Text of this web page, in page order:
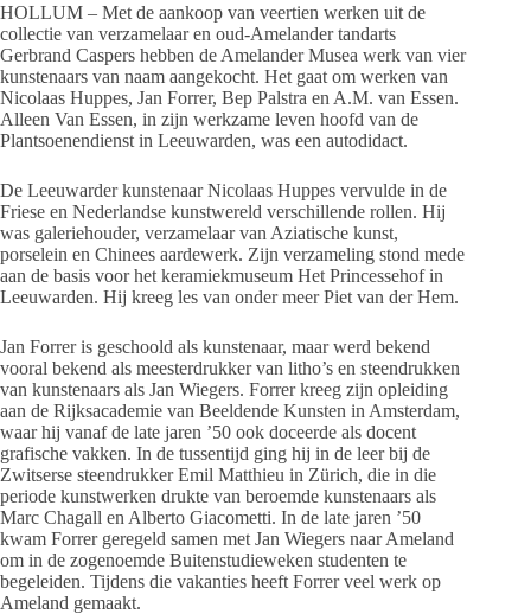
HOLLUM – Met de aankoop van veertien werken uit de
collectie van verzamelaar en oud-Amelander tandarts
Gerbrand Caspers hebben de Amelander Musea werk van vier
kunstenaars van naam aangekocht. Het gaat om werken van
Nicolaas Huppes, Jan Forrer, Bep Palstra en A.M. van Essen.
Alleen Van Essen, in zijn werkzame leven hoofd van de
Plantsoenendienst in Leeuwarden, was een autodidact.
De Leeuwarder kunstenaar Nicolaas Huppes vervulde in de
Friese en Nederlandse kunstwereld verschillende rollen. Hij
was galeriehouder, verzamelaar van Aziatische kunst,
porselein en Chinees aardewerk. Zijn verzameling stond mede
aan de basis voor het keramiekmuseum Het Princessehof in
Leeuwarden. Hij kreeg les van onder meer Piet van der Hem.
Jan Forrer is geschoold als kunstenaar, maar werd bekend
vooral bekend als meesterdrukker van litho’s en steendrukken
van kunstenaars als Jan Wiegers. Forrer kreeg zijn opleiding
aan de Rijksacademie van Beeldende Kunsten in Amsterdam,
waar hij vanaf de late jaren ’50 ook doceerde als docent
grafische vakken. In de tussentijd ging hij in de leer bij de
Zwitserse steendrukker Emil Matthieu in Zürich, die in die
periode kunstwerken drukte van beroemde kunstenaars als
Marc Chagall en Alberto Giacometti. In de late jaren ’50
kwam Forrer geregeld samen met Jan Wiegers naar Ameland
om in de zogenoemde Buitenstudieweken studenten te
begeleiden. Tijdens die vakanties heeft Forrer veel werk op
Ameland gemaakt.